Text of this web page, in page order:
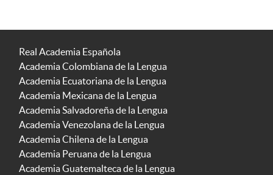
Real Academia Española
Academia Colombiana de la Lengua
Academia Ecuatoriana de la Lengua
Academia Mexicana de la Lengua
Academia Salvadoreña de la Lengua
Academia Venezolana de la Lengua
Academia Chilena de la Lengua
Academia Peruana de la Lengua
Academia Guatemalteca de la Lengua